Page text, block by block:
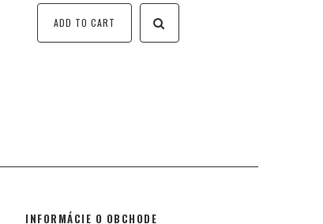
ADD TO CART
INFORMÁCIE O OBCHODE